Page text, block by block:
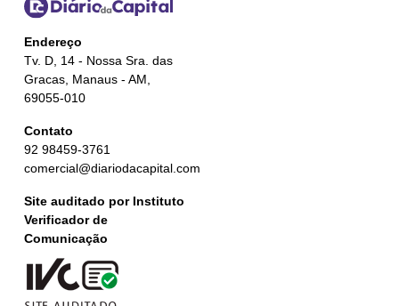
Endereço
Tv. D, 14 - Nossa Sra. das
Gracas, Manaus - AM,
69055-010
Contato
92 98459-3761
comercial@diariodacapital.com
Site auditado por Instituto
Verificador de
Comunicação